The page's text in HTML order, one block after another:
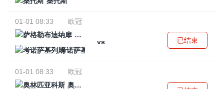
01-01 08:33
欧冠
萨格勒布迪纳摩
vs
考诺萨基列斯
已结束
01-01 08:33
欧冠
奥林匹亚科斯